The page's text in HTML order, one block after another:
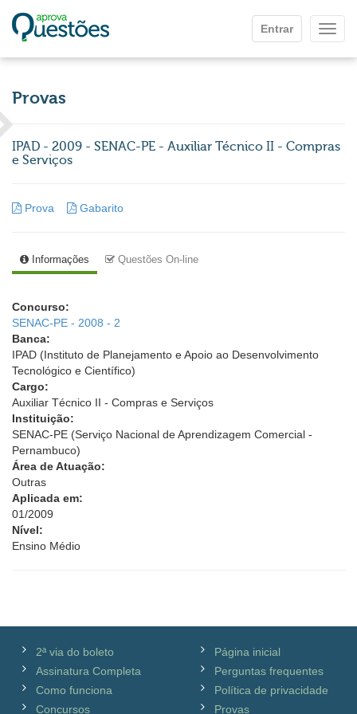
Entrar
Provas
IPAD - 2009 - SENAC-PE - Auxiliar Técnico II - Compras
e Serviços
Prova Gabarito
Informações Questões On-line
Concurso:
SENAC-PE - 2008 - 2
Banca:
IPAD (Instituto de Planejamento e Apoio ao Desenvolvimento
Tecnológico e Científico)
Cargo:
Auxiliar Técnico II - Compras e Serviços
Instituição:
SENAC-PE (Serviço Nacional de Aprendizagem Comercial -
Pernambuco)
Área de Atuação:
Outras
Aplicada em:
01/2009
Nível:
Ensino Médio
2ª via do boleto
Assinatura Completa
Como funciona
Concursos
Página inicial
Perguntas frequentes
Política de privacidade
Provas